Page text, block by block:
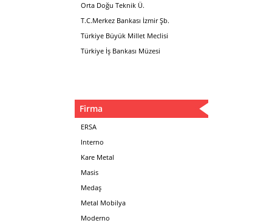
Orta Doğu Teknik Ü.
T.C.Merkez Bankası İzmir Şb.
Türkiye Büyük Millet Meclisi
Türkiye İş Bankası Müzesi
Firma
ERSA
Interno
Kare Metal
Masis
Medaş
Metal Mobilya
Moderno